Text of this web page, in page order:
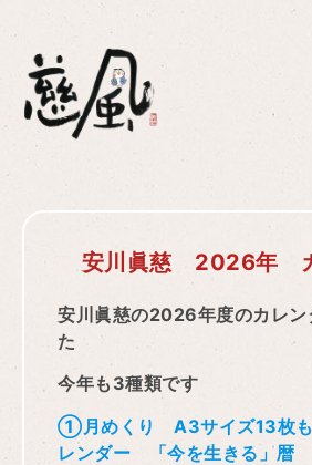
安川眞慈 2026年
安川眞慈の2026年度のカレン
た
今年も3種類です
①月めくり A3サイズ13枚
レンダー 「今を生きる」